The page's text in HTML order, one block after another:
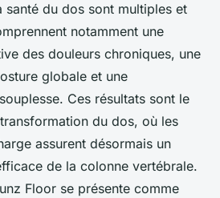
santé du dos sont multiples et
notamment une
des douleurs chroniques, une
globale et une
Ces résultats sont le
du dos, où les
assurent désormais un
de la colonne vertébrale.
Floor se présente comme